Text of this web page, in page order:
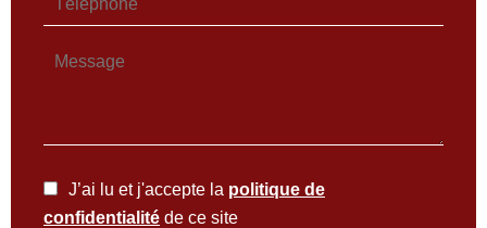
J’ai lu et j'accepte la politique de
confidentialité de ce site